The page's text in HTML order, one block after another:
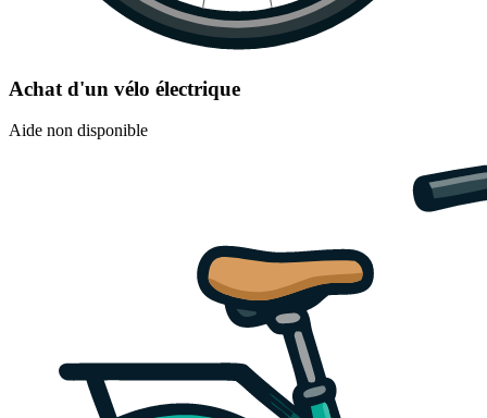
Achat d'un vélo électrique
Aide non disponible